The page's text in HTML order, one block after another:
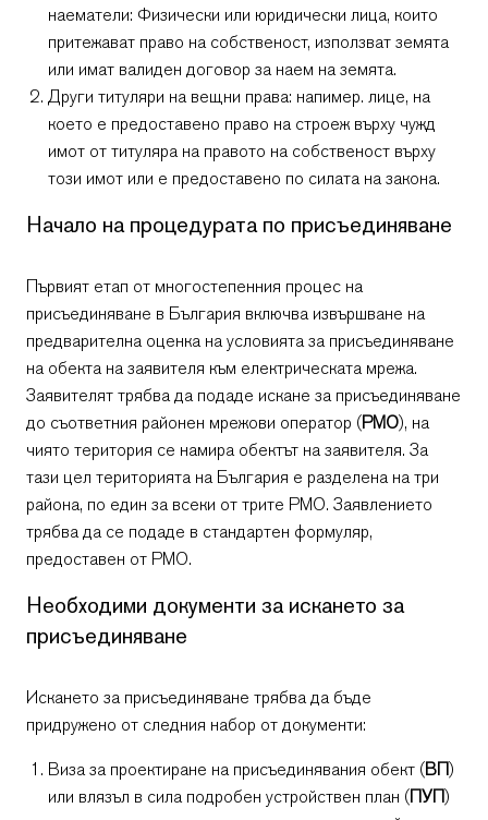
наематели: Физически или юридически лица, които
притежават право на собственост, използват земята
или имат валиден договор за наем на земята.
Други титуляри на вещни права: напимер. лице, на
което е предоставено право на строеж върху чужд
имот от титуляра на правото на собственост върху
този имот или е предоставено по силата на закона.
Начало на процедурата по присъединяване
Първият етап от многостепенния процес на
присъединяване в България включва извършване на
предварителна оценка на условията за присъединяване
на обекта на заявителя към електрическата мрежа.
Заявителят трябва да подаде искане за присъединяване
до съответния районен мрежови оператор (РМО), на
чиято територия се намира обектът на заявителя. За
тази цел територията на България е разделена на три
района, по един за всеки от трите РМО. Заявлението
трябва да се подаде в стандартен формуляр,
предоставен от РМО.
Необходими документи за искането за
присъединяване
Искането за присъединяване трябва да бъде
придружено от следния набор от документи:
Виза за проектиране на присъединявания обект (ВП)
или влязъл в сила подробен устройствен план (ПУП)